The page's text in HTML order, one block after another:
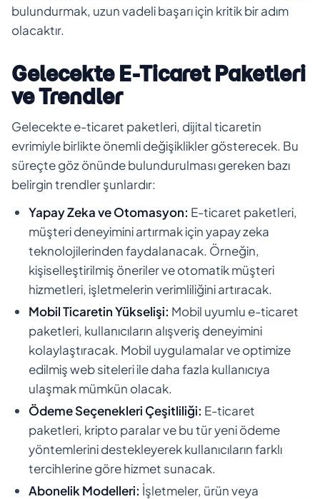
bulundurmak, uzun vadeli başarı için kritik bir adım
olacaktır.
Gelecekte E-Ticaret Paketleri
ve Trendler
Gelecekte e-ticaret paketleri, dijital ticaretin
evrimiyle birlikte önemli değişiklikler gösterecek. Bu
süreçte göz önünde bulundurulması gereken bazı
belirgin trendler şunlardır:
Yapay Zeka ve Otomasyon: E-ticaret paketleri,
müşteri deneyimini artırmak için yapay zeka
teknolojilerinden faydalanacak. Örneğin,
kişiselleştirilmiş öneriler ve otomatik müşteri
hizmetleri, işletmelerin verimliliğini artıracak.
Mobil Ticaretin Yükselişi: Mobil uyumlu e-ticaret
paketleri, kullanıcıların alışveriş deneyimini
kolaylaştıracak. Mobil uygulamalar ve optimize
edilmiş web siteleri ile daha fazla kullanıcıya
ulaşmak mümkün olacak.
Ödeme Seçenekleri Çeşitliliği: E-ticaret
paketleri, kripto paralar ve bu tür yeni ödeme
yöntemlerini destekleyerek kullanıcıların farklı
tercihlerine göre hizmet sunacak.
Abonelik Modelleri: İşletmeler, ürün veya